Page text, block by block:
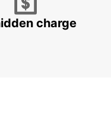
SCANDINAVIAN
charge